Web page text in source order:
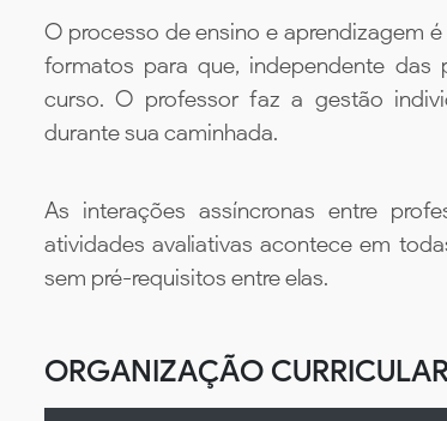
O processo de ensino e aprendizagem
formatos para que, independente das
curso. O professor faz a gestão
durante sua caminhada.
As interações assíncronas entre
atividades avaliativas acontece em
sem pré-requisitos entre elas.
ORGANIZAÇÃO CURRICULAR